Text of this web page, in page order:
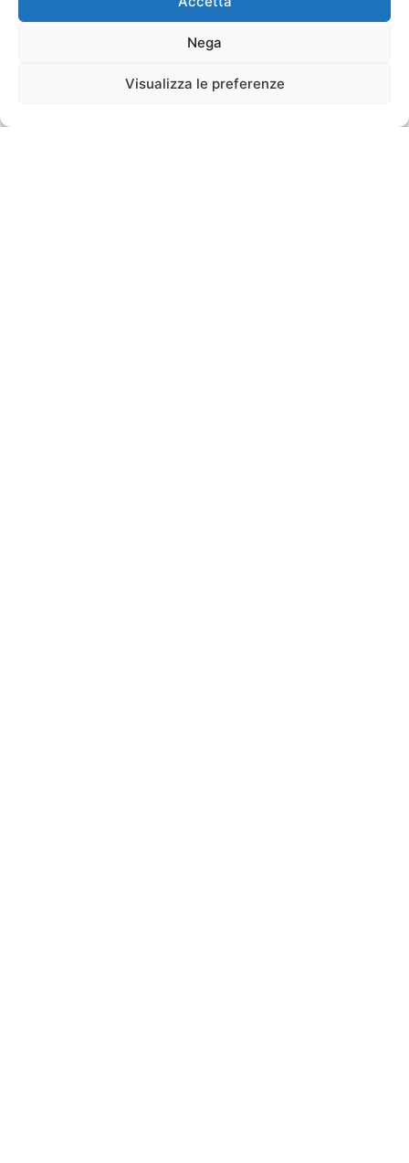
Nega
Visualizza le preferenze